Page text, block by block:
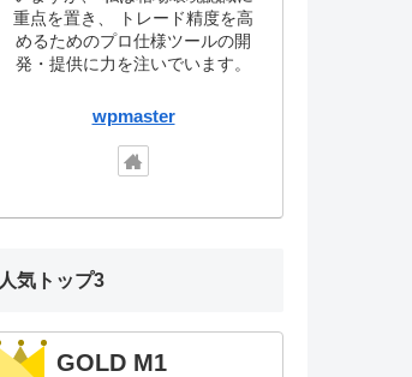
重点を置き、 トレード精度を高
めるためのプロ仕様ツールの開
発・提供に力を注いでいます。
wpmaster
人気トップ3
GOLD M1